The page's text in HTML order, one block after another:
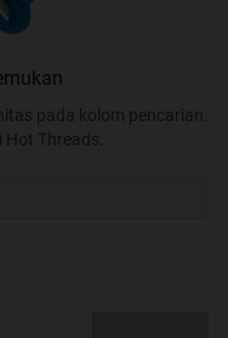
pada kolom pencarian.
Threads.